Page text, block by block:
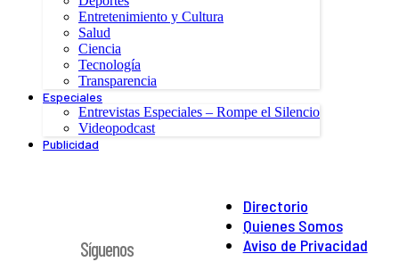
Entretenimiento y Cultura
Salud
Ciencia
Tecnología
Transparencia
Especiales
Entrevistas Especiales – Rompe el Silencio
Videopodcast
Publicidad
Directorio
Quienes Somos
Aviso de Privacidad
Síguenos